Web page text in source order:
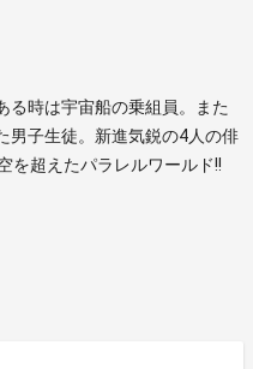
る時は宇宙船の乗組員。また
男子生徒。新進気鋭の4人の俳
を超えたパラレルワールド!!